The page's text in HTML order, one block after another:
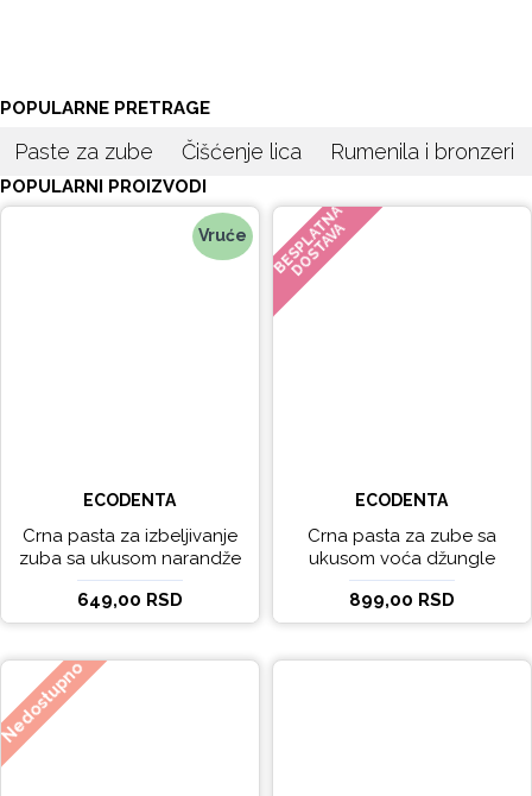
POPULARNE PRETRAGE
Paste za zube Čišćenje lica Rumenila i bronzeri
POPULARNI PROIZVODI
Vruće
ECODENTA
Crna pasta za izbeljivanje
zuba sa ukusom narandže
Ecodenta 100 ml
649,00 RSD
BESPLATNA
DOSTAVA
ECODENTA
Crna pasta za zube sa
ukusom voća džungle
Ecodenta 75 ml
899,00 RSD